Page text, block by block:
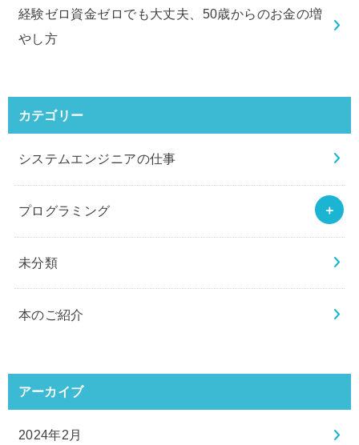
経験ゼロ資金ゼロでも大丈夫、50歳からのお金の増
やし方
カテゴリー
システムエンジニアの仕事
プログラミング
未分類
本のご紹介
アーカイブ
2024年2月